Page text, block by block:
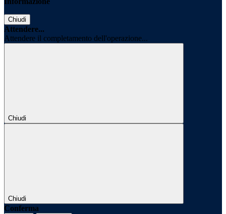
Chiudi
Attendere...
Attendere il completamento dell'operazione...
Chiudi
Chiudi
Conferma